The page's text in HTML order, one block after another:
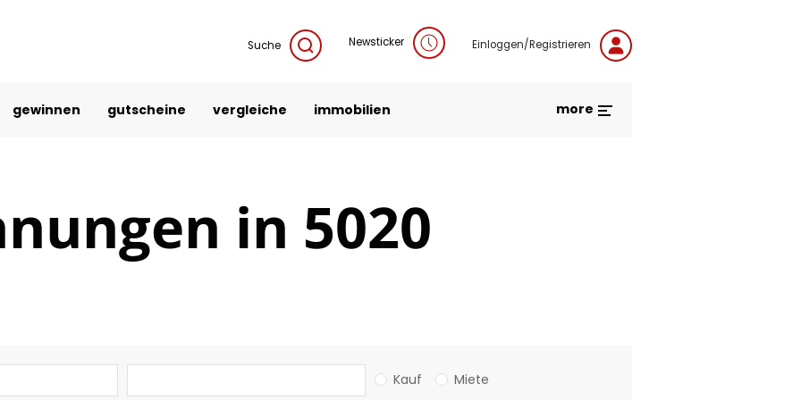
Suche Newsticker Einloggen/Registrieren
gewinnen gutscheine vergleiche immobilien more
in 5020
Kauf Miete